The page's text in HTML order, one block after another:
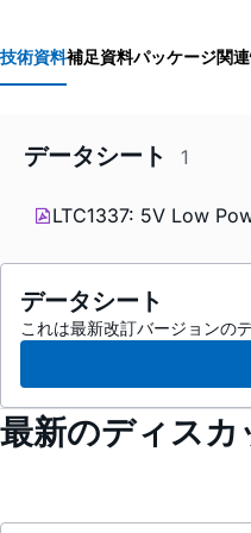
技術資料補足資料パッケージ関
データシート 1
LTC1337: 5V Low
データシート
これは最新改訂バージョンの
最新のディスカ